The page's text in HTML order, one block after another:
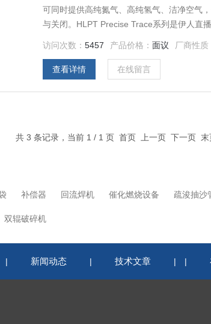
可同时提供高纯氮气、高纯氢气、洁净空气
与关闭。HLPT Precise Trace系列是伊人直
品，被越来越多的实验室所选择，使得防护费
访问次数：5457 产品价格：面议 厂商性质
查看详情 在线留言
共 3 条记录，当前 1 / 1 页 首页 上一页 下一页
补偿器 回流焊机 催化燃烧设备 疏浚抽沙
双辊破碎机
| 新闻动态 | 技术文章 | |